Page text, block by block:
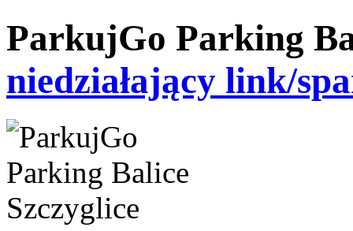
ParkujGo Parking
niedziałający link/